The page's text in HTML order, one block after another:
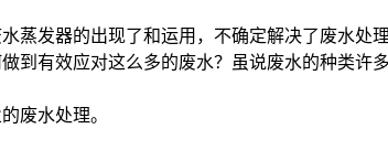
蒸发器的出现了和运用，不确定解决了废水处
到有效应对这么多的废水？虽说废水的种类许
废水处理。